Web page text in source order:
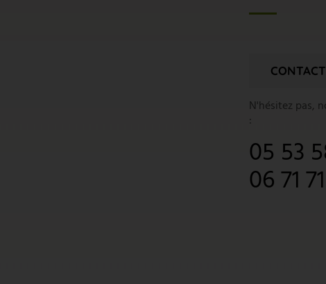
N'hésitez pas,
:
05 53
06 71